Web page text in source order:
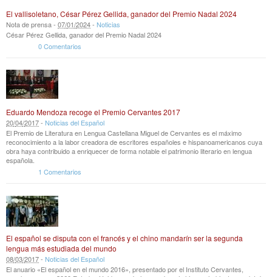
El vallisoletano, César Pérez Gellida, ganador del Premio Nadal 2024
Nota de prensa - 07/01/2024- Noticias
César Pérez Gellida, ganador del Premio Nadal 2024
0 Comentarios
Eduardo Mendoza recoge el Premio Cervantes 2017
20/04/2017- Noticias del Español
El Premio de Literatura en Lengua Castellana Miguel de Cervantes es el máximo
reconocimiento a la labor creadora de escritores españoles e hispanoamericanos cuya
obra haya contribuido a enriquecer de forma notable el patrimonio literario en lengua
española.
1 Comentarios
El español se disputa con el francés y el chino mandarín ser la segunda
lengua más estudiada del mundo
08/03/2017- Noticias del Español
El anuario «El español en el mundo 2016», presentado por el Instituto Cervantes,